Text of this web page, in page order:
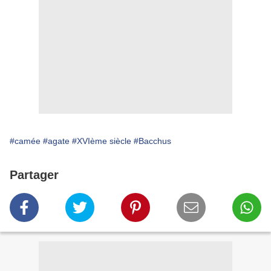
#camée #agate #XVIème siècle #Bacchus
Partager